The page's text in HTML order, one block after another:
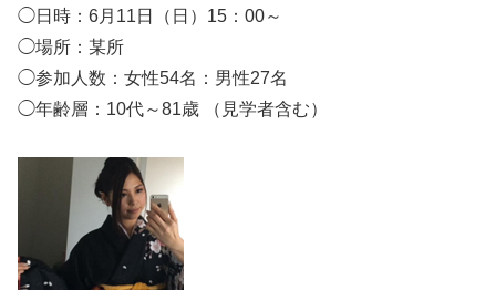
◯日時：6月11日（日）15：00～
◯場所：某所
◯参加人数：女性54名：男性27名
◯年齢層：10代～81歳 （見学者含む）